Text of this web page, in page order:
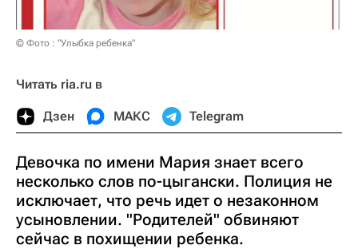
© Фото : "Улыбка ребенка"
Читать ria.ru в
Дзен МАКС Telegram
Девочка по имени Мария знает всего
несколько слов по-цыгански. Полиция не
исключает, что речь идет о незаконном
усыновлении. "Родителей" обвиняют
сейчас в похищении ребенка.